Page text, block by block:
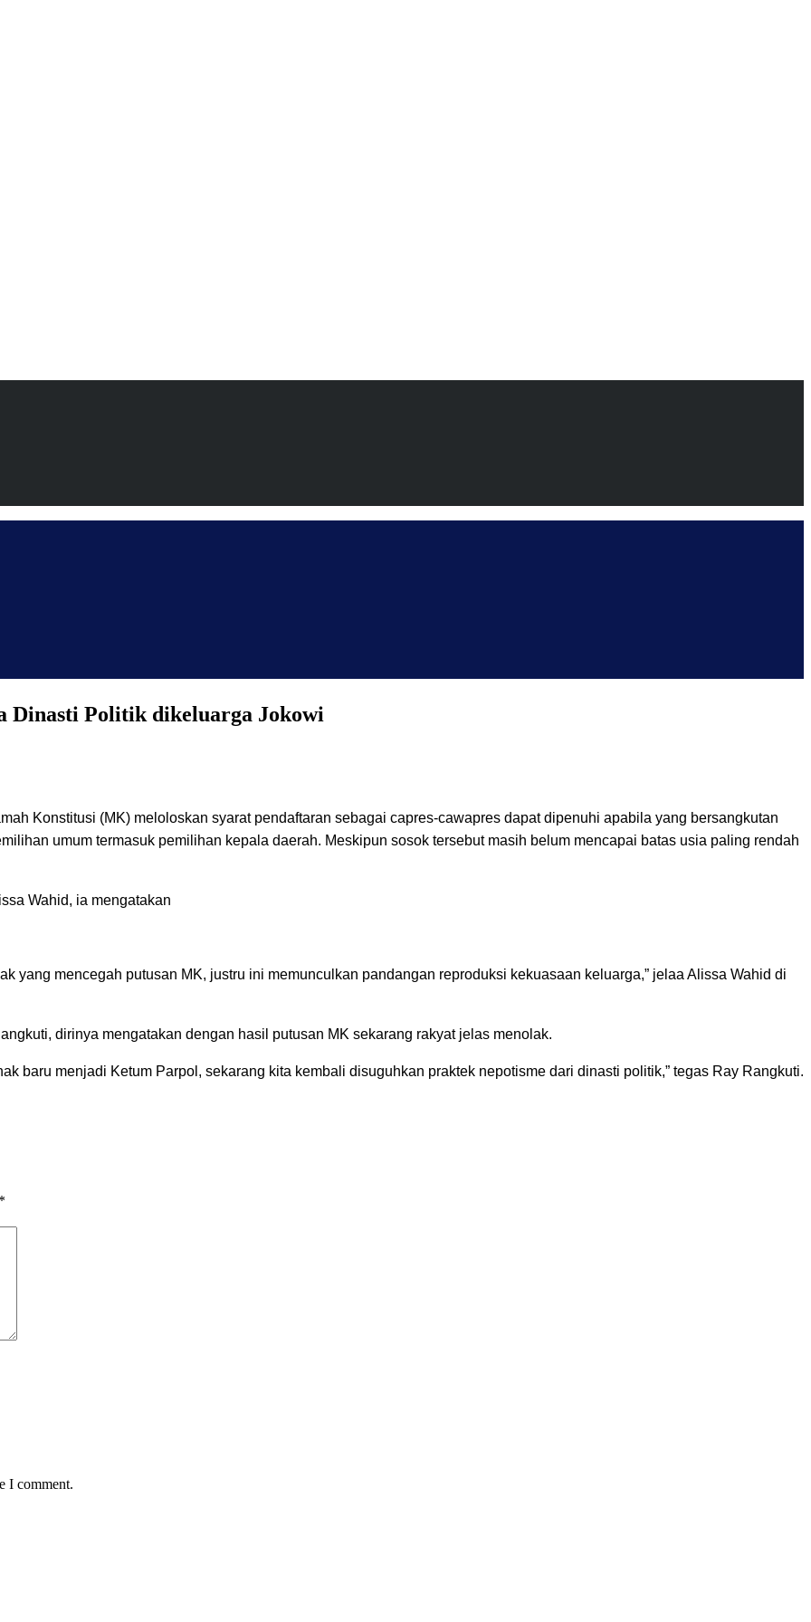
Dinasti Politik dikeluarga Jokowi
Konstitusi (MK) meloloskan syarat pendaftaran sebagai capres-cawapres dapat dipenuhi apabila yang bersangkutan
umum termasuk pemilihan kepala daerah. Meskipun sosok tersebut masih belum mencapai batas usia paling rendah
Wahid, ia mengatakan
yang mencegah putusan MK, justru ini memunculkan pandangan reproduksi kekuasaan keluarga,” jelaa Alissa Wahid di
dirinya mengatakan dengan hasil putusan MK sekarang rakyat jelas menolak.
baru menjadi Ketum Parpol, sekarang kita kembali disuguhkan praktek nepotisme dari dinasti politik,” tegas Ray Rangkuti.
*
I comment.